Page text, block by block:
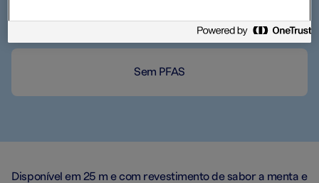
Sem PFAS
Disponível em 25 m e com revestimento de sabor a menta e